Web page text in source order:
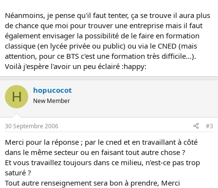
Néanmoins, je pense qu'il faut tenter, ça se trouve il aura plus
de chance que moi pour trouver une entreprise mais il faut
également envisager la possibilité de le faire en formation
classique (en lycée privée ou public) ou via le CNED (mais
attention, pour ce BTS c'est une formation très difficile...).
Voilà j'espère l'avoir un peu éclairé :happy:
H hopucocot
New Member
30 Septembre 2006 #3
Merci pour la réponse ; par le cned et en travaillant à côté
dans le même secteur ou en faisant tout autre chose ?
Et vous travaillez toujours dans ce milieu, n'est-ce pas trop
saturé ?
Tout autre renseignement sera bon à prendre, Merci